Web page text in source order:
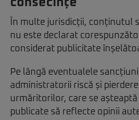
În multe jurisdicții, conținutul
nu este declarat
considerat publicitate
Pe lângă eventualele
administratorii riscă și
urmăritorilor, care se
publicate să reflecte opinii